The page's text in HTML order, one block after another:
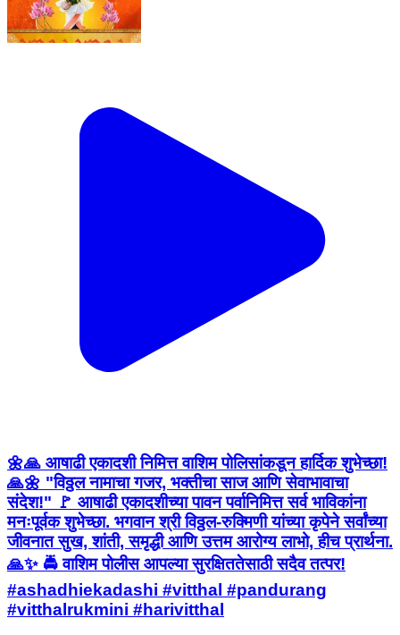
🌼🙏 आषाढी एकादशी निमित्त वाशिम पोलिसांकडून हार्दिक शुभेच्छा!
🙏🌼 "विठ्ठल नामाचा गजर, भक्तीचा साज आणि सेवाभावाचा
संदेश!" 🚩 आषाढी एकादशीच्या पावन पर्वानिमित्त सर्व भाविकांना
मनःपूर्वक शुभेच्छा. भगवान श्री विठ्ठल-रुक्मिणी यांच्या कृपेने सर्वांच्या
जीवनात सुख, शांती, समृद्धी आणि उत्तम आरोग्य लाभो, हीच प्रार्थना.
🙏✨ 🚔 वाशिम पोलीस आपल्या सुरक्षिततेसाठी सदैव तत्पर!
#ashadhiekadashi #vitthal #pandurang
#vitthalrukmini #harivitthal